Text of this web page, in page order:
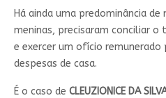
Há ainda uma predominância
meninas, precisaram conciliar
e exercer um ofício remunerado
despesas de casa.
É o caso de CLEUZIONICE DA